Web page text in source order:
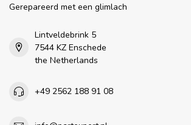
Gerepareerd met een glimlach
Lintveldebrink 5
7544 KZ Enschede
the Netherlands
+49 2562 188 91 08